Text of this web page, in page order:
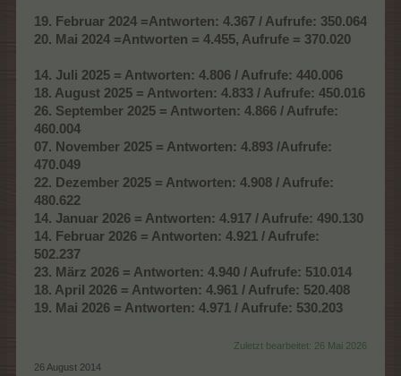
19. Februar 2024 =Antworten: 4.367 / Aufrufe: 350.064
20. Mai 2024 =Antworten = 4.455, Aufrufe = 370.020
14. Juli 2025 = Antworten: 4.806 / Aufrufe: 440.006
18. August 2025 = Antworten: 4.833 / Aufrufe: 450.016
26. September 2025 = Antworten: 4.866 / Aufrufe:
460.004
07. November 2025 = Antworten: 4.893 /Aufrufe:
470.049
22. Dezember 2025 = Antworten: 4.908 / Aufrufe:
480.622
14. Januar 2026 = Antworten: 4.917 / Aufrufe: 490.130
14. Februar 2026 = Antworten: 4.921 / Aufrufe:
502.237
23. März 2026 = Antworten: 4.940 / Aufrufe: 510.014
18. April 2026 = Antworten: 4.961 / Aufrufe: 520.408
19. Mai 2026 = Antworten: 4.971 / Aufrufe: 530.203
Zuletzt bearbeitet: 26 Mai 2026
26 August 2014